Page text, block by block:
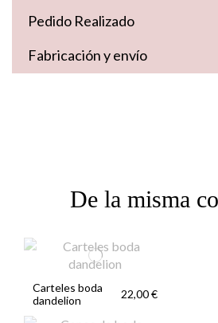
Pedido Realizado
Fabricación y envío
De la misma
Carteles boda
dandelion
22,00 €